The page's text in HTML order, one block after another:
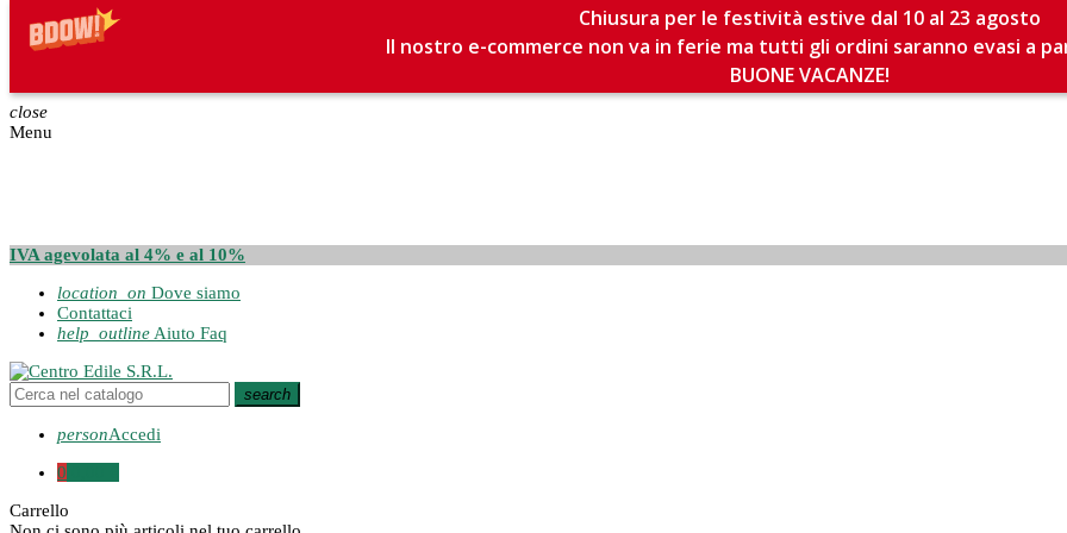
Chiusura per le festività estive dal 10 al 23 agosto
Il nostro e-commerce non va in ferie ma tutti gli ordini saranno evasi a
BUONE VACANZE!
close
Menu
IVA agevolata al 4% e al 10%
location_on Dove siamo
Contattaci
help_outline Aiuto Faq
search
personAccedi
0
Carrello